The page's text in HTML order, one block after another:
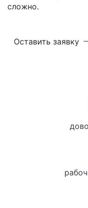
сложно.
Оставить заявку